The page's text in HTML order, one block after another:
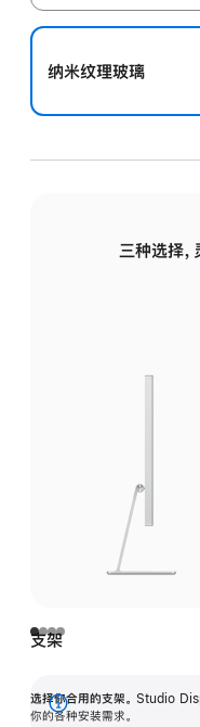
纳米纹理玻璃
三种选择
支架
选择你合用的支架。 Studio
你的各种安装需求。
展